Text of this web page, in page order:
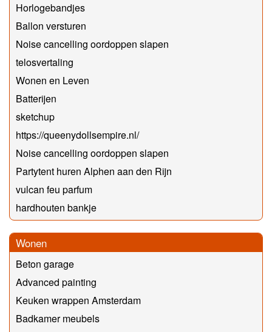
Horlogebandjes
Ballon versturen
Noise cancelling oordoppen slapen
telosvertaling
Wonen en Leven
Batterijen
sketchup
https://queenydollsempire.nl/
Noise cancelling oordoppen slapen
Partytent huren Alphen aan den Rijn
vulcan feu parfum
hardhouten bankje
Wonen
Beton garage
Advanced painting
Keuken wrappen Amsterdam
Badkamer meubels